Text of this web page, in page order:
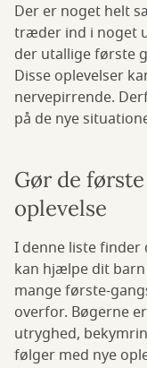
Der er noget helt
træder ind i noget
der utallige første
Disse oplevelser
nervepirrende.
på de nye
Gør de
oplevelse
I denne liste
kan hjælpe dit
mange første-
overfor. Bøgerne
utryghed,
følger med nye